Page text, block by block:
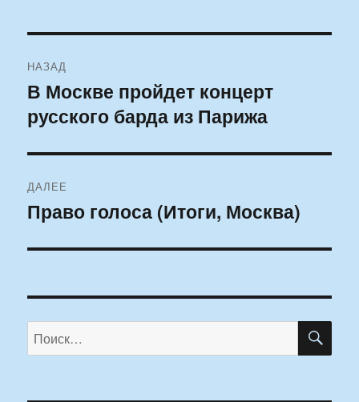
по
записям
НАЗАД
Предыдущая
запись:
В Москве пройдет концерт
русского барда из Парижа
ДАЛЕЕ
Следующая
Право голоса (Итоги, Москва)
Искать: